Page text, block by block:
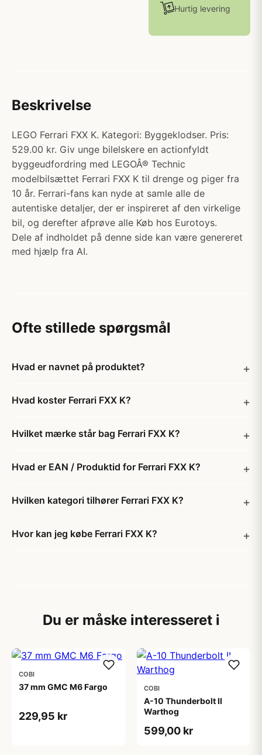
Hurtig levering
Beskrivelse
LEGO Ferrari FXX K. Kategori: Byggeklodser. Pris:
529.00 kr. Giv unge bilelskere en actionfyldt
byggeudfordring med LEGOÂ® Technic
modelbilsættet Ferrari FXX K til drenge og piger fra
10 år. Ferrari-fans kan nyde at samle alle de
autentiske detaljer, der er inspireret af den virkelige
bil, og derefter afprøve alle Køb hos Eurotoys.
Dele af indholdet på denne side kan være genereret
med hjælp fra AI.
Ofte stillede spørgsmål
Hvad er navnet på produktet?
Hvad koster Ferrari FXX K?
Hvilket mærke står bag Ferrari FXX K?
Hvad er EAN / Produktid for Ferrari FXX K?
Hvilken kategori tilhører Ferrari FXX K?
Hvor kan jeg købe Ferrari FXX K?
Du er måske interesseret i
COBI
37 mm GMC M6 Fargo
229,95 kr
COBI
A-10 Thunderbolt II
Warthog
599,00 kr